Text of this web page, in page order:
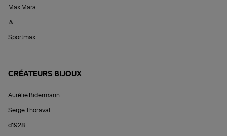
Max Mara
&
Sportmax
CRÉATEURS BIJOUX
Aurélie Bidermann
Serge Thoraval
d1928